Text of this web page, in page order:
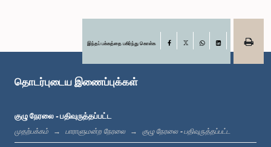
கௌரவ சட்டத்தரணி சந்திம வீரக்கொடி, பா.உ.
உறுப்பினர்
இந்தப் பக்கத்தை பகிர்ந்து கொள்க Facebook
LinkedIn
தொடர்புடைய இணைப்புக்கள்
குழு நேரலை - பதிவுருத்தப்பட்ட
முதற்பக்கம் பாராளுமன்ற நேரலை குழு நேரலை - பதிவுருத்தப்பட்ட